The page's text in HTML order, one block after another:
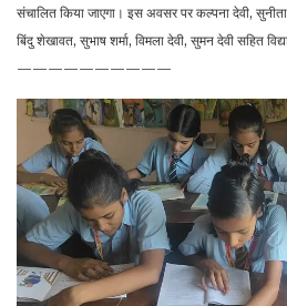
संचालित किया जाएगा। इस अवसर पर कल्पना देवी,
बिंदु शेखावत, सुभाष शर्मा, विमला देवी, सुमन देवी सहित
——————————